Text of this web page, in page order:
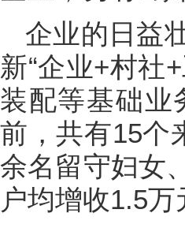
企业的日益
新“企业+村社
装配等基础业
前，共有15个
余名留守妇女
户均增收1.5